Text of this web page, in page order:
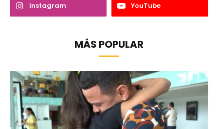
Instagram YouTube
MÁS POPULAR